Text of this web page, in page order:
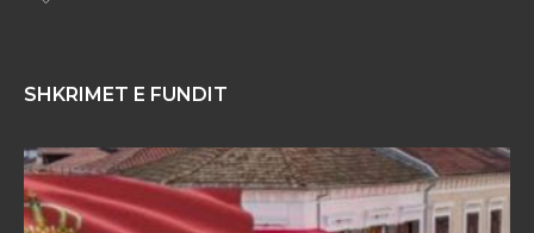
SHKRIMET E FUNDIT